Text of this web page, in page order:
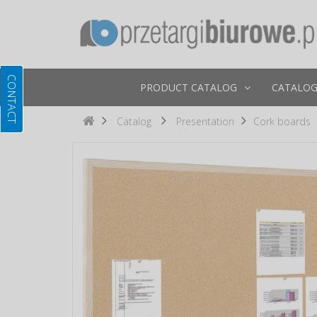
PRODUCT CATALOG
Catalog Presentation Cork boards